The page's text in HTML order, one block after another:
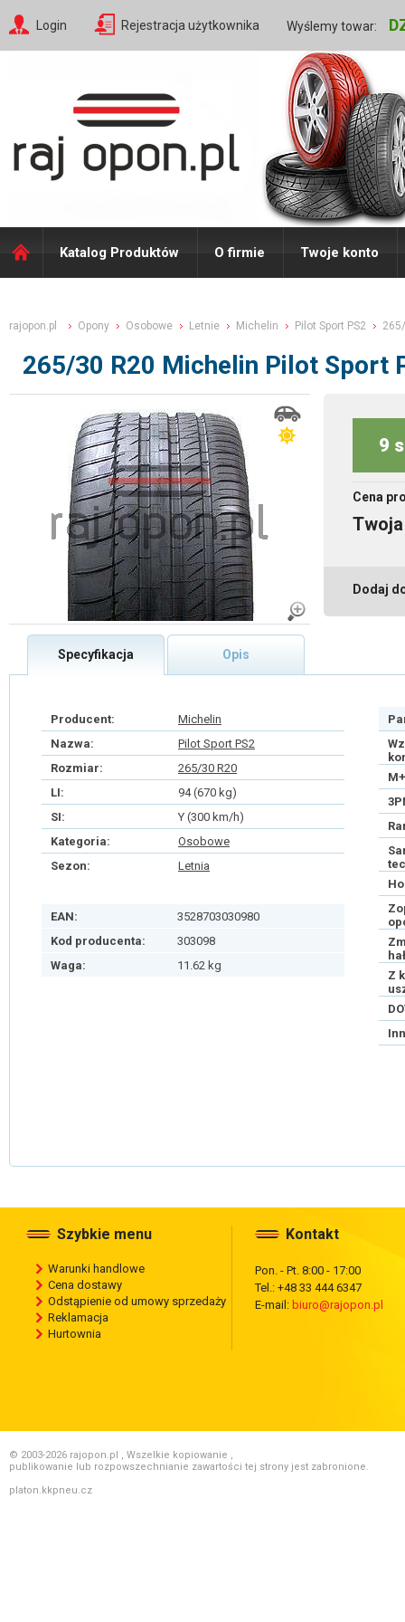
Login Rejestracja użytkownika Wyślemy towar:
Katalog Produktów O firmie Twoje konto
rajopon.pl Opony Osobowe Letnie Michelin Pilot Sport PS2
265/30 R20 Michelin Pilot Sport
9
Cena
Dodaj
Specyfikacja Opis
Producent:
Michelin
Nazwa:
Pilot Sport PS2
Rozmiar:
265/30 R20
LI:
94 (670 kg)
SI:
Y (300 km/h)
Kategoria:
Osobowe
Sezon:
Letnia
EAN:
3528703030980
Kod producenta:
303098
Waga:
11.62 kg
Z
Szybkie menu
Warunki handlowe
Cena dostawy
Odstąpienie od umowy sprzedaży
Reklamacja
Hurtownia
Kontakt
Pon. - Pt. 8:00 - 17:00
Tel.: +48 33 444 6347
E-mail: biuro@rajopon.pl
© 2003-2026 rajopon.pl , Wszelkie kopiowanie ,
publikowanie lub rozpowszechnianie zawartości tej strony jest zabronione.
platon.kkpneu.cz